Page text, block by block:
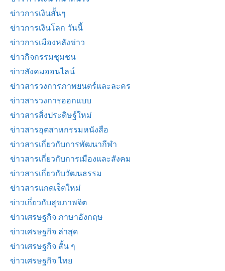
ข่าวการเงินสั้นๆ
ข่าวการเงินโลก วันนี้
ข่าวการเมืองหลังข่าว
ข่าวกิจกรรมชุมชน
ข่าวสังคมออนไลน์
ข่าวสารวงการภาพยนตร์และละคร
ข่าวสารวงการออกแบบ
ข่าวสารสิ่งประดิษฐ์ใหม่
ข่าวสารอุตสาหกรรมหนังสือ
ข่าวสารเกี่ยวกับการพัฒนากีฬา
ข่าวสารเกี่ยวกับการเมืองและสังคม
ข่าวสารเกี่ยวกับวัฒนธรรม
ข่าวสารแกดเจ็ตใหม่
ข่าวเกี่ยวกับสุขภาพจิต
ข่าวเศรษฐกิจ ภาษาอังกฤษ
ข่าวเศรษฐกิจ ล่าสุด
ข่าวเศรษฐกิจ สั้น ๆ
ข่าวเศรษฐกิจ ไทย